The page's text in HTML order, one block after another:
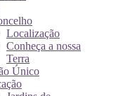
Localização
Conheça a nossa
Terra
Único